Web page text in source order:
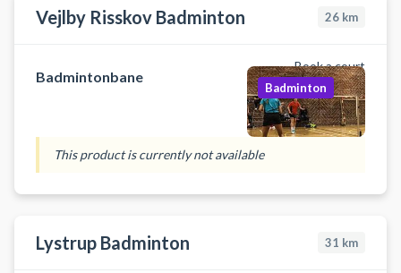
Aarhus Badminton Klub og spil
badminton i Aarhus. Medbring
Vejlby Risskov Badminton 26 km
Book a court
Badmintonbane
Badminton
This product is currently not available
Lystrup Badminton 31 km